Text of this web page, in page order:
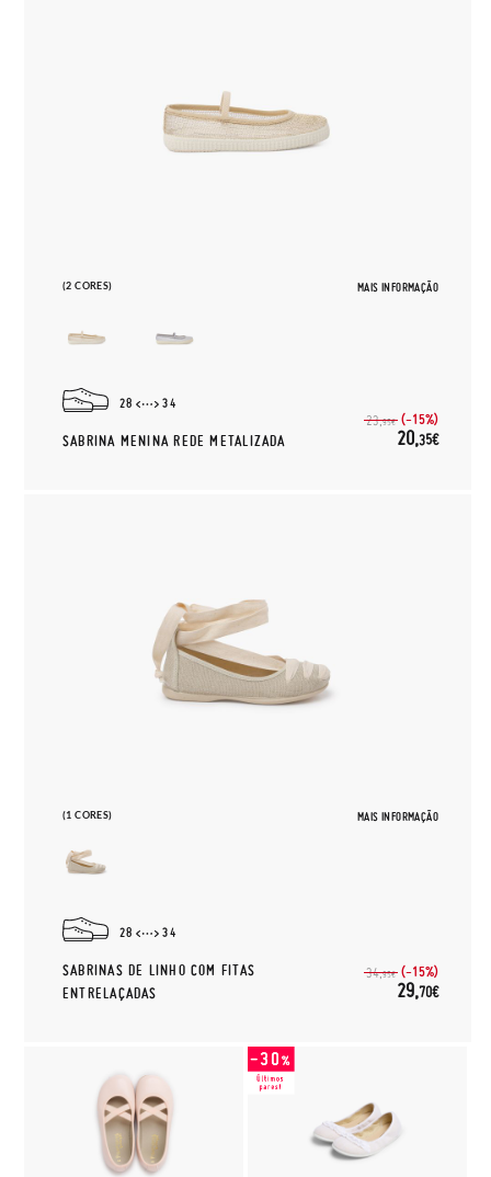
(2 CORES) MAIS INFORMAÇÃO
28 34
SABRINA MENINA REDE METALIZADA
23,95€ (-15%)
20,35€
(1 CORES) MAIS INFORMAÇÃO
28 34
SABRINAS DE LINHO COM FITAS
ENTRELAÇADAS
34,95€ (-15%)
29,70€